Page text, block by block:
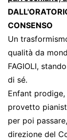
CONSENSO
Un
qualità da
FAGIOLI,
di sé.
Enfant
provetto
per poi
direzione del